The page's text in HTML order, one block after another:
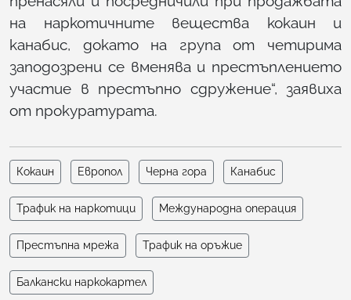
на наркотичните вещества кокаин и
канабис, докато на група от четирима
заподозрени се вменява и престъплението
участие в престъпно сдружение“, заявиха
от прокуратурата.
Кокаин Европол Черна гора Канабис
Трафик на наркотици Международна операция
Престъпна мрежа Трафик на оръжие
Балкански наркокартел